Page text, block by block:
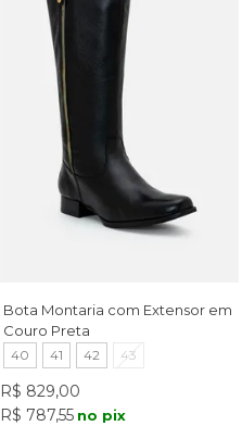
Bota Montaria com Extensor em
Couro Preta
40 41 42 43
R$ 829,00
R$ 787,55 no pix